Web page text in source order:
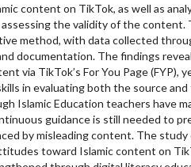
content on TikTok, as well as
the validity of the content.
method, with data collected
documentation. The findings
via TikTok’s For You Page (FYP),
in evaluating both the source
Islamic Education teachers have
guidance is still needed to
by misleading content. The
toward Islamic content on